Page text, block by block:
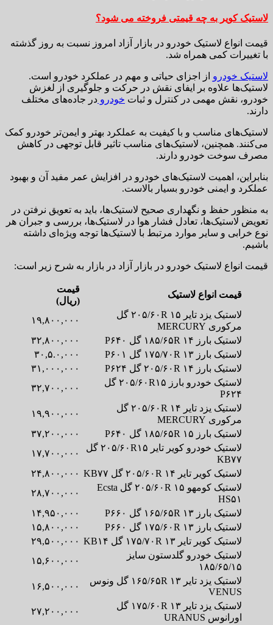
لاستیک کویر به چه قیمتی فروخته می شود؟
قیمت انواع لاستیک خودرو در بازار آزاد امروز نسبت به روز گذشته
با تغییرات کمی همراه شد.
لاستیک خودرو از اجزای حیاتی و مهم در عملکرد خودرو است.
لاستیک‌ها علاوه بر ایفای نقش در حرکت و جلوگیری از لغزش
خودرو، نقش مهمی در کنترل و ثبات خودرو در جاده‌های مختلف
دارند.
لاستیک‌های مناسب و با کیفیت به عملکرد بهتر و ایمن‌تر خودرو کمک
می‌کنند. همچنین، لاستیک‌های مناسب تاثیر قابل توجهی در کاهش
مصرف سوخت خودرو دارند.
بنابراین، اهمیت لاستیک‌های خودرو در افزایش عمر مفید آن و بهبود
عملکرد و ایمنی خودرو بسیار بالاست.
به منظور حفظ و نگهداری صحیح لاستیک‌ها، باید به تعویق نرفتن در
تعویض لاستیک‌ها، تعادل فشار هوا در لاستیک‌ها، بررسی و جبران هر
نوع خرابی و سایر موارد مرتبط با لاستیک‌ها توجه ویژه‌ای داشته
باشیم.
قیمت انواع لاستیک خودرو در بازار آزاد در بازار به شرح زیر است:
قیمت انواع لاستیک
قیمت
(ریال)
لاستیک یزد تایر ۲۰۵/۶۰R ۱۵ گل
مرکوری MERCURY
۱۹,۸۰۰,۰۰۰
لاستیک بارز ۱۸۵/۶۵R ۱۴ گل P۶۴۰
۳۲,۸۰۰,۰۰۰
لاستیک بارز ۱۷۵/۷۰R ۱۳ گل P۶۰۱
۳۰,۵.۰,۰۰۰
لاستیک بارز ۲۰۵/۶۰R ۱۴ گل P۶۲۴
۳۱,۰۰۰,۰۰۰
لاستیک خودرو بارز ۲۰۵/۶۰R۱۵ گل
P۶۲۴
۳۲,۷۰۰,۰۰۰
لاستیک یزد تایر ۲۰۵/۶۰R ۱۴ گل
مرکوری MERCURY
۱۹,۹۰۰,۰۰۰
لاستیک بارز ۱۸۵/۶۵R ۱۵ گل P۶۴۰
۳۷,۲۰۰,۰۰۰
لاستیک خودرو کویر تایر ۲۰۵/۶۰R۱۵ گل
KB۷۷
۱۷,۷۰۰,۰۰۰
لاستیک کویر تایر ۲۰۵/۶۰R ۱۴ گل KB۷۷
۲۴,۸۰۰,۰۰۰
لاستیک کومهو ۲۰۵/۶۰R ۱۵ گل Ecsta
HS۵۱
۲۸,۷۰۰,۰۰۰
لاستیک بارز ۱۶۵/۶۵R ۱۳ گل P۶۶۰
۱۴,۹۵۰,۰۰۰
لاستیک بارز ۱۷۵/۶۰R ۱۳ گل P۶۶۰
۱۵,۸۰۰,۰۰۰
لاستیک کویر تایر ۱۷۵/۷۰R ۱۳ گل KB۱۴
۲۹,۵۰۰,۰۰۰
لاستیک خودرو گلدستون سایز
۱۸۵/۶۵/۱۵
۱۵,۶۰۰,۰۰۰
لاستیک یزد تایر ۱۶۵/۶۵R ۱۳ گل ونوس
VENUS
۱۶,۵۰۰,۰۰۰
لاستیک یزد تایر ۱۷۵/۶۰R ۱۳ گل
اورانوس URANUS
۲۷,۲۰۰,۰۰۰